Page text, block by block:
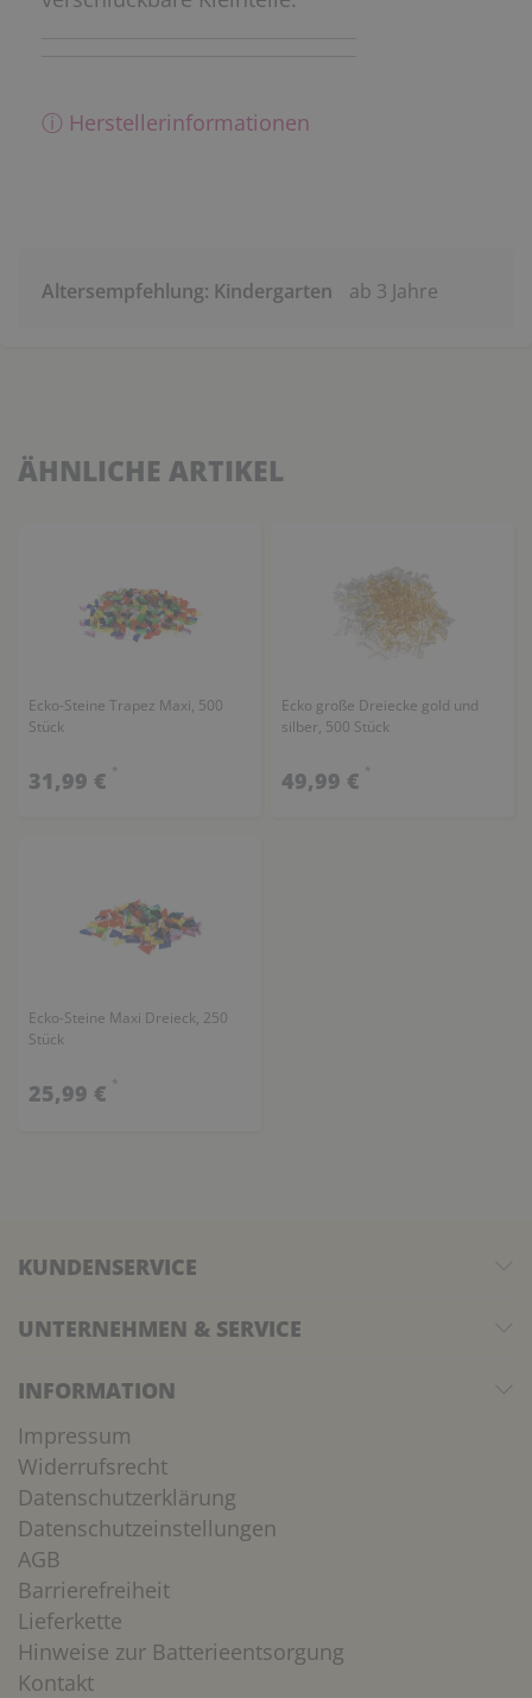
ⓘ Herstellerinformationen
Altersempfehlung: Kindergarten ab 3 Jahre
ÄHNLICHE ARTIKEL
Ecko-Steine Trapez Maxi, 500
Stück
31,99 € *
Ecko große Dreiecke gold und
silber, 500 Stück
49,99 € *
Ecko-Steine Maxi Dreieck, 250
Stück
25,99 € *
KUNDENSERVICE
UNTERNEHMEN & SERVICE
INFORMATION
Impressum
Widerrufsrecht
Datenschutzerklärung
Datenschutzeinstellungen
AGB
Barrierefreiheit
Lieferkette
Hinweise zur Batterieentsorgung
Kontakt